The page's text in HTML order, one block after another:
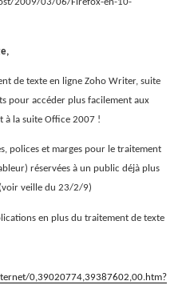
2009/03/06/Firefox-en-10-
de texte en ligne Zoho Writer, suite
pour accéder plus facilement aux
à la suite Office 2007 !
polices et marges pour le traitement
réservées à un public déjà plus
veille du 23/2/9)
en plus du traitement de texte
0,39020774,39387602,00.htm?